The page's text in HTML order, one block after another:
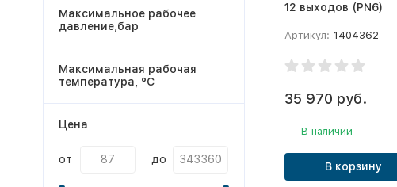
12 выходов (PN6)
Артикул: 1404362
35 970 руб.
В наличии
В корзину
Максимальное рабочее
давление,бар
Максимальная рабочая
температура, °С
Цена
от до